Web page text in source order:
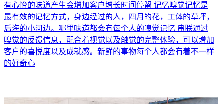
有心怡的味道产生会增加客户增长时间停留 记忆嗅觉记忆是
最有效的记忆方式，身边经过的人，四月的花，工体的草坪，
后海的小河边。哪里味道都会有每个人的嗅觉记忆 串联通过
嗅觉的反馈信息，配合着视觉以及触觉的完整体验，可以增加
客户的喜悦度以及成就感。新鲜的事物每个人都会有着不一样
的好奇心